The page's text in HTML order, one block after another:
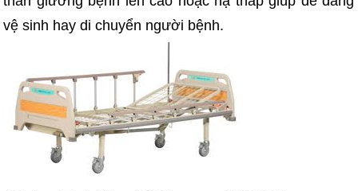
vệ sinh hay di chuyển người bệnh.